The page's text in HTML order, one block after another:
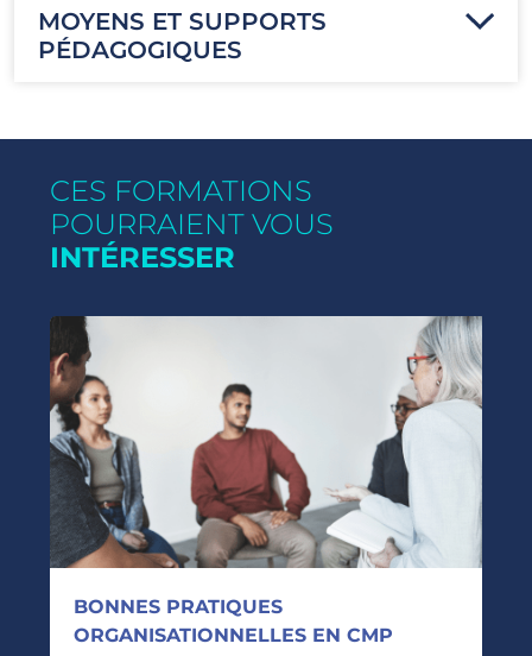
MOYENS ET SUPPORTS
PÉDAGOGIQUES
CES FORMATIONS
POURRAIENT VOUS
INTÉRESSER
BONNES PRATIQUES
ORGANISATIONNELLES EN CMP